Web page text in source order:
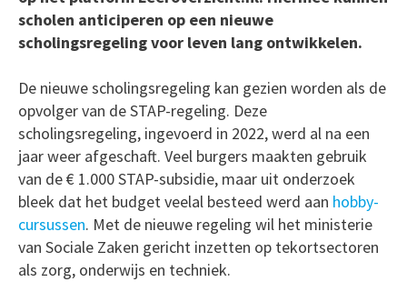
scholen anticiperen op een nieuwe
scholingsregeling voor leven lang ontwikkelen.
De nieuwe scholingsregeling kan gezien worden als de
opvolger van de STAP-regeling. Deze
scholingsregeling, ingevoerd in 2022, werd al na een
jaar weer afgeschaft. Veel burgers maakten gebruik
van de € 1.000 STAP-subsidie, maar uit onderzoek
bleek dat het budget veelal besteed werd aan hobby-
cursussen. Met de nieuwe regeling wil het ministerie
van Sociale Zaken gericht inzetten op tekortsectoren
als zorg, onderwijs en techniek.